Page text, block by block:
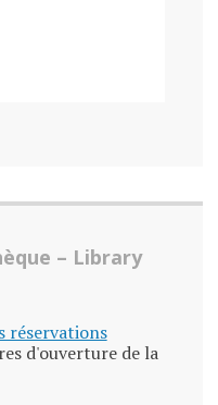
– Library
réservations
d'ouverture de la